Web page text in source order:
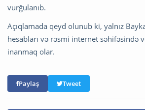
vurğulanıb.
Açıqlamada qeyd olunub ki, yalnız
hesabları və rəsmi internet səhifəsində
inanmaq olar.
Paylaş Tweet